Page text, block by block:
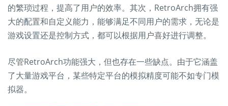
的繁琐过程，提高了用户的效率。其次，RetroArch拥有强
大的配置和自定义能力，能够满足不同用户的需求，无论是
游戏设置还是控制方式，都可以根据用户喜好进行调整。
尽管RetroArch功能强大，但也存在一些缺点。由于它涵盖
了大量游戏平台，某些特定平台的模拟精度可能不如专门模
拟器。